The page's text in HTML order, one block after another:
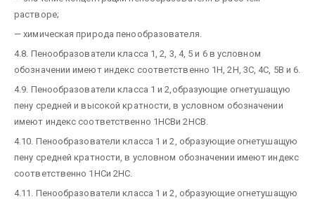
растворе;
— химическая природа пенообразователя.
4.8. Пенообразователи класса 1, 2, 3, 4, 5 и 6 в условном
обозначении имеют индекс соответственно 1Н, 2Н, 3С, 4С, 5В и 6.
4.9. Пенообразователи класса 1 и 2,образующие огнетушащую
пену средней и высокой кратности, в условном обозначении
имеют индекс соответственно 1НСВи 2НСВ.
4.10. Пенообразователи класса 1 и 2, образующие огнетушащую
пену средней кратности, в условном обозначении имеют индекс
соответственно 1НСи 2НС.
4.11. Пенообразователи класса 1 и 2, образующие огнетушащую